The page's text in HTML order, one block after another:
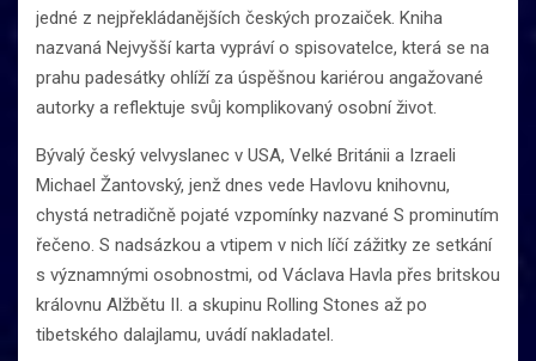
jedné z nejpřekládanějších českých prozaiček. Kniha
nazvaná Nejvyšší karta vypráví o spisovatelce, která se na
prahu padesátky ohlíží za úspěšnou kariérou angažované
autorky a reflektuje svůj komplikovaný osobní život.
Bývalý český velvyslanec v USA, Velké Británii a Izraeli
Michael Žantovský, jenž dnes vede Havlovu knihovnu,
chystá netradičně pojaté vzpomínky nazvané S prominutím
řečeno. S nadsázkou a vtipem v nich líčí zážitky ze setkání
s významnými osobnostmi, od Václava Havla přes britskou
královnu Alžbětu II. a skupinu Rolling Stones až po
tibetského dalajlamu, uvádí nakladatel.